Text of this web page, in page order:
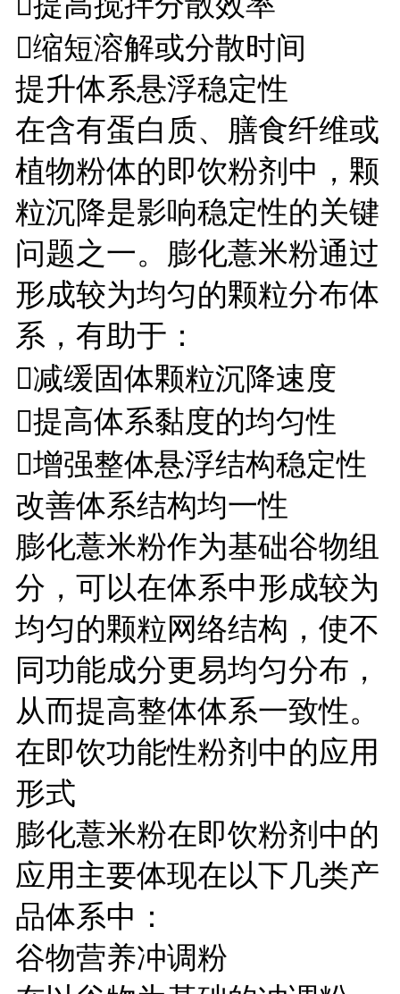
缩短溶解或分散时间
提升体系悬浮稳定性
在含有蛋白质、膳食纤维或
植物粉体的即饮粉剂中，颗
粒沉降是影响稳定性的关键
问题之一。膨化薏米粉通过
形成较为均匀的颗粒分布体
系，有助于：
减缓固体颗粒沉降速度
提高体系黏度的均匀性
增强整体悬浮结构稳定性
改善体系结构均一性
膨化薏米粉作为基础谷物组
分，可以在体系中形成较为
均匀的颗粒网络结构，使不
同功能成分更易均匀分布，
从而提高整体体系一致性。
在即饮功能性粉剂中的应用
形式
膨化薏米粉在即饮粉剂中的
应用主要体现在以下几类产
品体系中：
谷物营养冲调粉